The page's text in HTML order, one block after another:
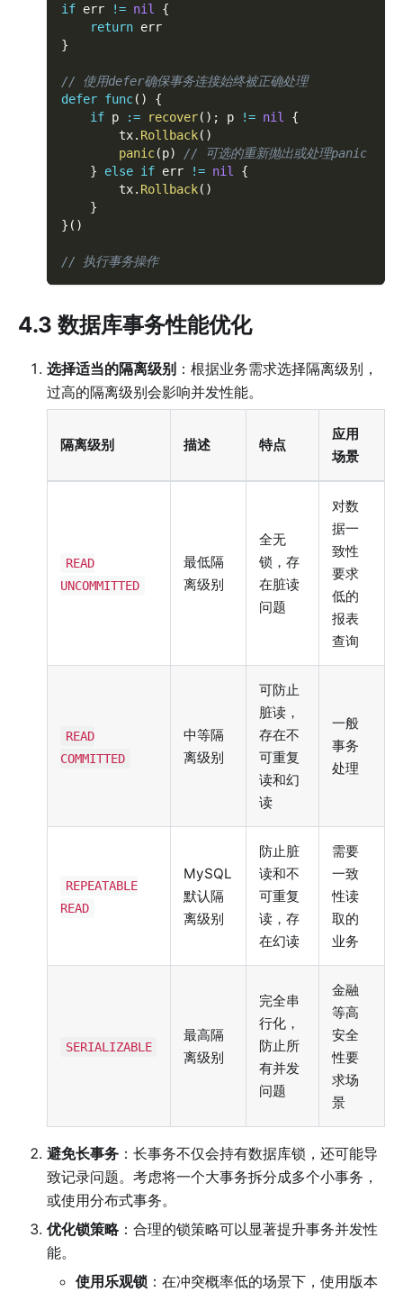
if err != nil
{
return err
}
// 使用defer确保事务连接始终被正确处理
defer func( )
{
if p := recover( ) ; p != nil
{
		tx
. Rollback( )
panic(p)
// 可选的重新抛出或处理panic
}
else if err != nil
{
		tx
. Rollback( )
}
} ( )
// 执行事务操作
4.3 数据库事务性能优化
选择适当的隔离级别 ：根据业务需求选择隔离级别，
过高的隔离级别会影响并发性能。
隔离级别 描述 特点
应用
场景
READ
UNCOMMITTED
最低隔
离级别
全无
锁，存
在脏读
问题
对数
据一
致性
要求
低的
报表
查询
READ
COMMITTED
中等隔
离级别
可防止
脏读，
存在不
可重复
读和幻
读
一般
事务
处理
REPEATABLE
READ
MySQL
默认隔
离级别
防止脏
读和不
可重复
读，存
在幻读
需要
一致
性读
取的
业务
SERIALIZABLE
最高隔
离级别
完全串
行化，
防止所
有并发
问题
金融
等高
安全
性要
求场
景
避免长事务 ：长事务不仅会持有数据库锁，还可能导
致记录问题。考虑将一个大事务拆分成多个小事务，
或使用分布式事务。
优化锁策略：合理的锁策略可以显著提升事务并发性
能。
使用乐观锁 ：在冲突概率低的场景下，使用版本